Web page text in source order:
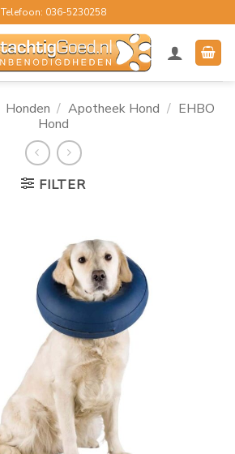
Telefoon: 036-5230258
Honden / Apotheek Hond / EHBO
Hond
FILTER